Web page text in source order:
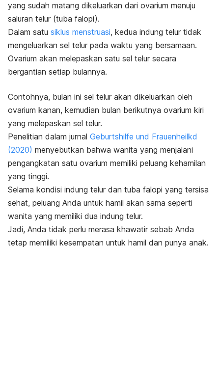
yang sudah matang dikeluarkan dari ovarium menuju
saluran telur (tuba falopi).
Dalam satu siklus menstruasi, kedua indung telur tidak
mengeluarkan sel telur pada waktu yang bersamaan.
Ovarium akan melepaskan satu sel telur secara
bergantian setiap bulannya.
Contohnya, bulan ini sel telur akan dikeluarkan oleh
ovarium kanan, kemudian bulan berikutnya ovarium kiri
yang melepaskan sel telur.
Penelitian dalam jurnal Geburtshilfe und Frauenheilkd
(2020) menyebutkan bahwa wanita yang menjalani
pengangkatan satu ovarium memiliki peluang kehamilan
yang tinggi.
Selama kondisi indung telur dan tuba falopi yang tersisa
sehat, peluang Anda untuk hamil akan sama seperti
wanita yang memiliki dua indung telur.
Jadi, Anda tidak perlu merasa khawatir sebab Anda
tetap memiliki kesempatan untuk hamil dan punya anak.